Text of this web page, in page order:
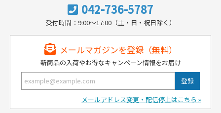
042-736-5787
受付時間：9:00～17:00（土・日・祝日除く）
メールマガジンを登録（無料）
新商品の入荷やお得なキャンペーン情報をお届け
メールアドレス変更・配信停止はこちら »